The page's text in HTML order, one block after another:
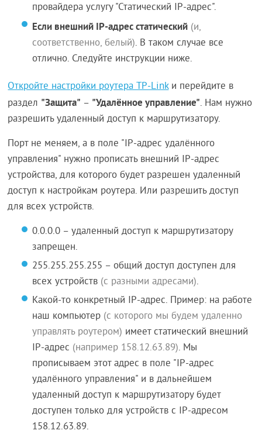
провайдера услугу "Статический IP-адрес".
Если внешний IP-адрес статический (и,
соответственно, белый). В таком случае все
отлично. Следуйте инструкции ниже.
Откройте настройки роутера TP-Linkи перейдите в
раздел "Защита" – "Удалённое управление". Нам нужно
разрешить удаленный доступ к маршрутизатору.
Порт не меняем, а в поле "IP-адрес удалённого
управления" нужно прописать внешний IP-адрес
устройства, для которого будет разрешен удаленный
доступ к настройкам роутера. Или разрешить доступ
для всех устройств.
0.0.0.0 – удаленный доступ к маршрутизатору
запрещен.
255.255.255.255 – общий доступ доступен для
всех устройств (с разными адресами).
Какой-то конкретный IP-адрес. Пример: на работе
наш компьютер (с которого мы будем удаленно
управлять роутером) имеет статический внешний
IP-адрес (например 158.12.63.89). Мы
прописываем этот адрес в поле "IP-адрес
удалённого управления" и в дальнейшем
удаленный доступ к маршрутизатору будет
доступен только для устройств с IP-адресом
158.12.63.89.